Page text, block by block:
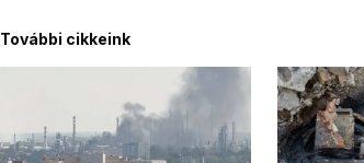
További cikkeink